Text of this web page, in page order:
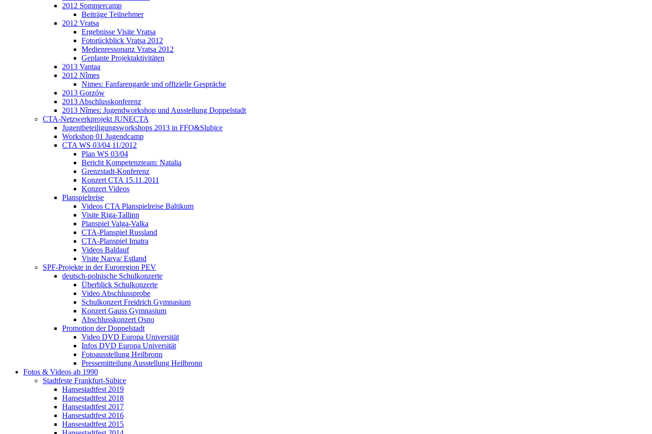
2012 Sommercamp
Beiträge Teilnehmer
2012 Vratsa
Ergebnisse Visite Vratsa
Fotorückblick Vratsa 2012
Medienressonanz Vratsa 2012
Geplante Projektaktivitäten
2013 Vantaa
2012 Nîmes
Nimes: Fanfarengarde und offizielle Gespräche
2013 Gorzów
2013 Abschlusskonferenz
2013 Nîmes: Jugendworkshop und Ausstellung Doppelstadt
CTA-Netzwerkprojekt JUNECTA
Jugentbeteiligungsworkshops 2013 in FFO&Slubice
Workshop 01 Jugendcamp
CTA WS 03/04 11/2012
Plan WS 03/04
Bericht Kompetenzteam: Natalia
Grenzstadt-Konferenz
Konzert CTA 15.11.2011
Konzert Videos
Planspielreise
Videos CTA Planspielreise Baltikum
Visite Riga-Tallinn
Planspiel Valga-Valka
CTA-Planspiel Russland
CTA-Planspiel Imatra
Videos Baldauf
Visite Narva/ Estland
SPF-Projekte in der Euroregion PEV
deutsch-polnische Schulkonzerte
Überblick Schulkonzerte
Video Abschlussprobe
Schulkonzert Freidrich Gymnasium
Konzert Gauss Gymnasium
Abschlusskonzert Osno
Promotion der Doppelstadt
Video DVD Europa Universität
Infos DVD Europa Universität
Fotoausstellung Heilbronn
Pressemitteilung Ausstellung Heilbronn
Fotos & Videos ab 1990
Stadtfeste Frankfurt-Subice
Hansestadtfest 2019
Hansestadtfest 2018
Hansestadtfest 2017
Hansestadtfest 2016
Hansestadtfest 2015